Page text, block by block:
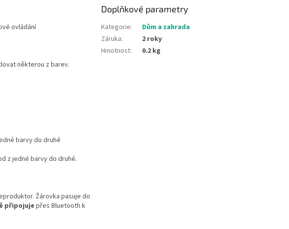
ovládání
některou z barev.
barvy do druhé
z jedné barvy do druhé.
Žárovka pasuje do
připojujepřes Bluetooth k
Doplňkové parametry
Kategorie:
Dům a zahrada
Záruka:
2 roky
Hmotnost: 0.2 kg